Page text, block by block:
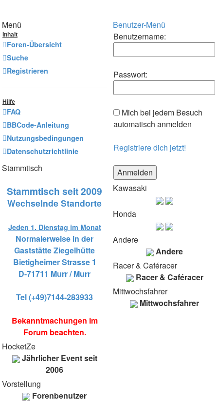
Menü
Inhalt
Foren-Übersicht
Suche
Registrieren
Hilfe
FAQ
BBCode-Anleitung
Nutzungsbedingungen
Datenschutzrichtlinie
Stammtisch
Stammtisch seit 2009
Wechselnde Standorte
Jeden 1. Dienstag im Monat
Normalerweise in der
Gaststätte Ziegelhütte
Bietigheimer Strasse 1
D-71711 Murr / Murr
Tel (+49)7144-283933
Bekanntmachungen im
Forum beachten.
HocketZe
Jährlicher Event seit
2006
Vorstellung
Forenbenutzer
Benutzer-Menü
Benutzername:
Passwort:
Mich bei jedem Besuch
automatisch anmelden
Registriere dich jetzt!
Kawasaki
Honda
Andere
Andere
Racer & Caféracer
Racer & Caféracer
Mittwochsfahrer
Mittwochsfahrer